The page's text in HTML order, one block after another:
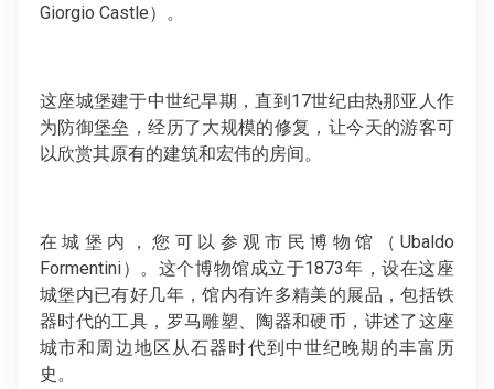
Giorgio Castle）。
这座城堡建于中世纪早期，直到17世纪由热那亚人作
为防御堡垒，经历了大规模的修复，让今天的游客可
以欣赏其原有的建筑和宏伟的房间。
在城堡内，您可以参观市民博物馆（Ubaldo
Formentini）。这个博物馆成立于1873年，设在这座
城堡内已有好几年，馆内有许多精美的展品，包括铁
器时代的工具，罗马雕塑、陶器和硬币，讲述了这座
城市和周边地区从石器时代到中世纪晚期的丰富历
史。